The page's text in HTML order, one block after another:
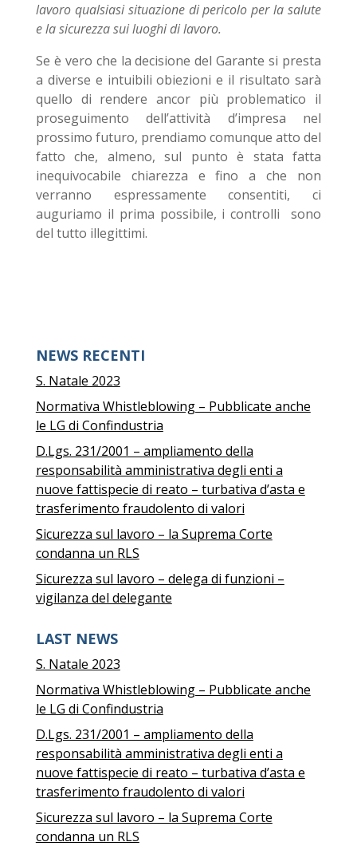
lavoro qualsiasi situazione di pericolo per la salute
e la sicurezza sui luoghi di lavoro.
Se è vero che la decisione del Garante si presta
a diverse e intuibili obiezioni e il risultato sarà
quello di rendere ancor più problematico il
proseguimento dell’attività d’impresa nel
prossimo futuro, prendiamo comunque atto del
fatto che, almeno, sul punto è stata fatta
inequivocabile chiarezza e fino a che non
verranno espressamente consentiti, ci
auguriamo il prima possibile, i controlli sono
del tutto illegittimi.
NEWS RECENTI
S. Natale 2023
Normativa Whistleblowing – Pubblicate anche
le LG di Confindustria
D.Lgs. 231/2001 – ampliamento della
responsabilità amministrativa degli enti a
nuove fattispecie di reato – turbativa d’asta e
trasferimento fraudolento di valori
Sicurezza sul lavoro – la Suprema Corte
condanna un RLS
Sicurezza sul lavoro – delega di funzioni –
vigilanza del delegante
LAST NEWS
S. Natale 2023
Normativa Whistleblowing – Pubblicate anche
le LG di Confindustria
D.Lgs. 231/2001 – ampliamento della
responsabilità amministrativa degli enti a
nuove fattispecie di reato – turbativa d’asta e
trasferimento fraudolento di valori
Sicurezza sul lavoro – la Suprema Corte
condanna un RLS